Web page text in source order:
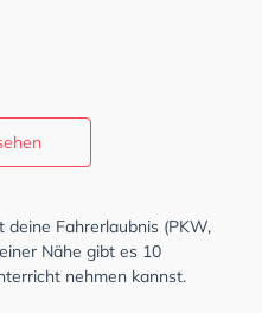
Fahrerlaubnis (PKW,
Nähe gibt es 10
nehmen kannst.